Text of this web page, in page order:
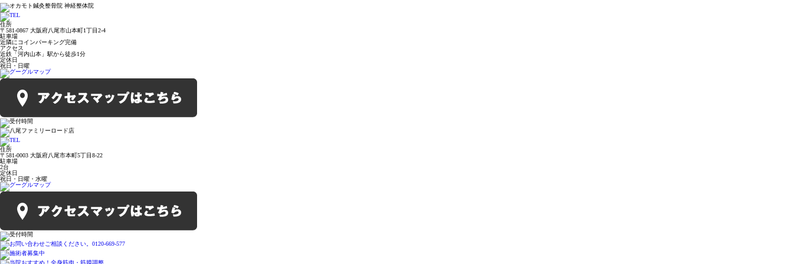
住所
〒581-0867 大阪府八尾市山本町1丁目2-4
駐車場
近隣にコインパーキング完備
アクセス
近鉄「河内山本」駅から徒歩1分
定休日
祝日・日曜
住所
〒581-0003 大阪府八尾市本町5丁目8-22
駐車場
2台
定休日
祝日・日曜・水曜